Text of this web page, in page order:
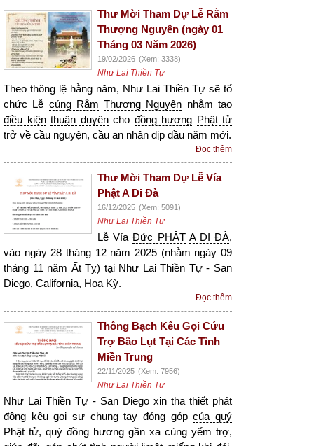
Thư Mời Tham Dự Lễ Rằm
Thượng Nguyên (ngày 01
Tháng 03 Năm 2026)
19/02/2026 (Xem: 3338)
Như Lai Thiền Tự
Theo thông lệ hằng năm, Như Lai Thiền Tự sẽ tổ
chức Lễ cúng Rằm Thượng Nguyên nhằm tạo
điều kiện thuận duyêncho đồng hương Phật tử
trở về cầu nguyện, cầu an nhân dịp đầu năm mới.
Đọc thêm
Thư Mời Tham Dự Lễ Vía
Phật A Di Đà
16/12/2025 (Xem: 5091)
Như Lai Thiền Tự
Lễ VíaĐức PHẬT A DI ĐÀ,
vào ngày 28 tháng 12 năm 2025 (nhằm ngày 09
tháng 11 năm Ất Tỵ) tại Như Lai Thiền Tự - San
Diego, California, Hoa Kỳ.
Đọc thêm
Thông Bạch Kêu Gọi Cứu
Trợ Bão Lụt Tại Các Tỉnh
Miền Trung
22/11/2025 (Xem: 7956)
Như Lai Thiền Tự
Như Lai Thiền Tự - San Diego xin tha thiết phát
động kêu gọi sự chung tay đóng gópcủa quý
Phật tử, quý đồng hương gần xa cùng yểm trợ,